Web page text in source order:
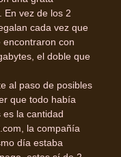
En vez de los 2
cada vez que
con
el doble que
al paso de posibles
que todo había
es la cantidad
la compañía
día estaba